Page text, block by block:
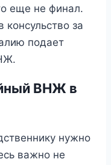
еще не финал.
за
подает
ВНЖ в
нужно
важно не